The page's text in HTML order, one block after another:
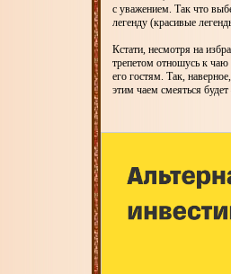
с уважением. Так что
легенду (красивые
Кстати, несмотря на
трепетом отношусь к
его гостям. Так,
этим чаем смеяться